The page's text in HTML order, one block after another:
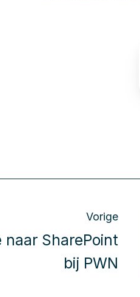
Vorige
SharePoint
bij PWN